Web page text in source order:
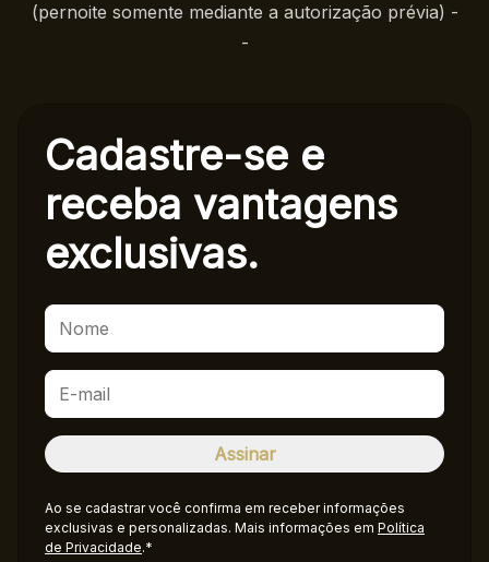
(pernoite somente mediante a autorização prévia) -
-
Cadastre-se e
receba vantagens
exclusivas.
Ao se cadastrar você confirma em receber informações
exclusivas e personalizadas. Mais informações em Política
de Privacidade.*